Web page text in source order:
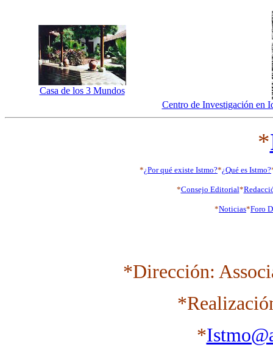
Casa de los 3 Mundos
Centro de Investigación en
*
*¿Por qué existe Istmo?*¿Qué es Istmo?
*Consejo Editorial*
*Noticias*Foro
*Dirección:
*